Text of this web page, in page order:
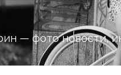
— фото новости,